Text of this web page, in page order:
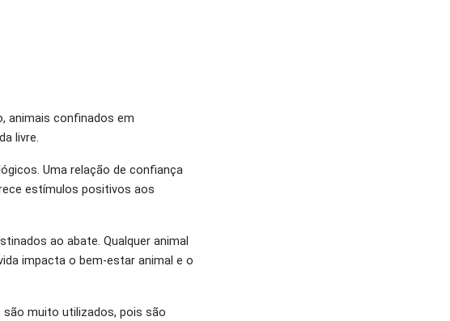
animais confinados em
livre.
Uma relação de confiança
estímulos positivos aos
ao abate. Qualquer animal
impacta o bem-estar animal e o
muito utilizados, pois são